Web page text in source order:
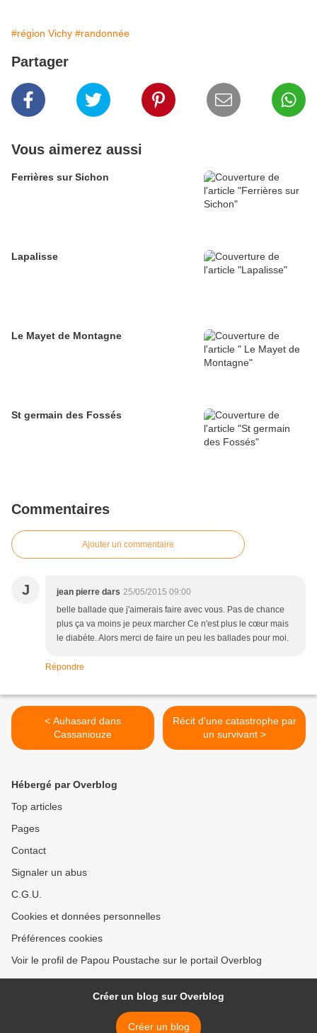
#région Vichy #randonnée
Partager
Vous aimerez aussi
Ferrières sur Sichon
Lapalisse
Le Mayet de Montagne
St germain des Fossés
Commentaires
Ajouter un commentaire
J jean pierre dars 25/05/2015 09:00
belle ballade que j'aimerais faire avec vous. Pas de chance
plus ça va moins je peux marcher Ce n'est plus le cœur mais
le diabéte. Alors merci de faire un peu les ballades pour moi.
Répondre
< Auhasard dans
Cassaniouze
Récit d'une catastrophe par
un survivant >
Hébergé par Overblog
Top articles
Pages
Contact
Signaler un abus
C.G.U.
Cookies et données personnelles
Préférences cookies
Voir le profil de Papou Poustache sur le portail Overblog
Créer un blog sur Overblog
Créer un blog